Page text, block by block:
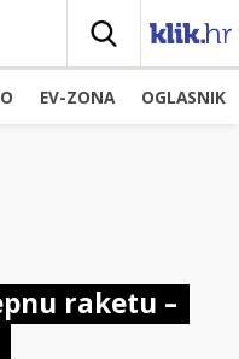
EV-ZONA OGLASNIK
raketu –